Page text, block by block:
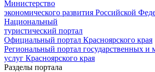
Министерство
экономического развития Российской
Национальный
туристический портал
Официальный портал Красноярского края
Региональный портал государственных
услуг Красноярского края
Разделы портала